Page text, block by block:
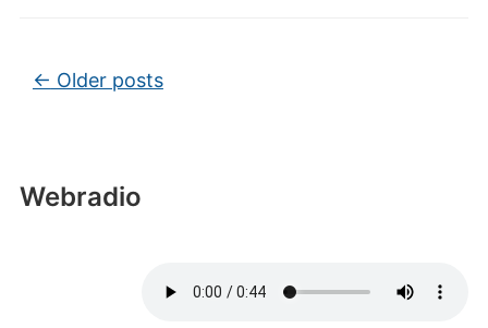
Webradio
Post navigation
← Older posts